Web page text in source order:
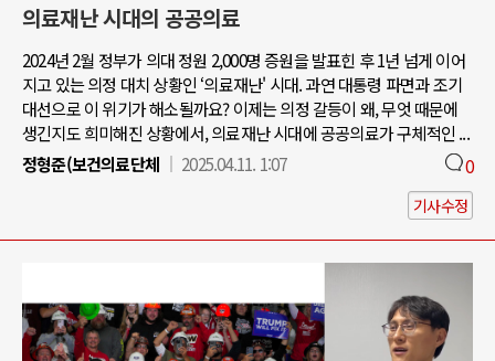
의료재난 시대의 공공의료
2024년 2월 정부가 의대 정원 2,000명 증원을 발표힌 후 1년 넘게 이어
지고 있는 의정 대치 상황인 ‘의료재난' 시대. 과연 대통령 파면과 조기
대선으로 이 위기가 해소될까요? 이제는 의정 갈등이 왜, 무엇 때문에
생긴지도 희미해진 상황에서, 의료재난 시대에 공공의료가 구체적인 ...
정형준(보건의료단체
2025.04.11. 1:07 0
기사수정